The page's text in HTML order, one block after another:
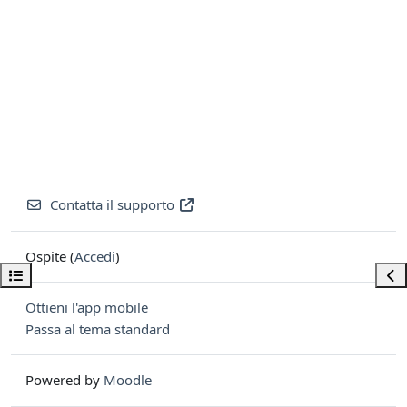
Apri indice del corso
Contatta il supporto
Ospite (Accedi)
Ottieni l'app mobile
Passa al tema standard
Powered by Moodle